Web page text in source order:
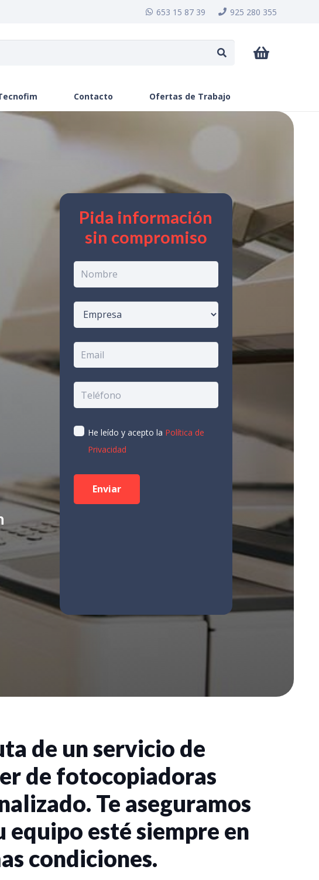
653 15 87 39 925 280 355
Contacto Ofertas de Trabajo
Pida información
sin compromiso
He leído y acepto la Política de
Privacidad
de un servicio de
de fotocopiadoras
Te aseguramos
equipo esté siempre en
condiciones.